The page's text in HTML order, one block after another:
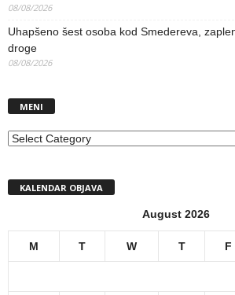
08/08/2026
Uhapšeno šest osoba kod Smedereva,
droge
08/08/2026
MENI
MENI
KALENDAR OBJAVA
August 2026
M T W T F